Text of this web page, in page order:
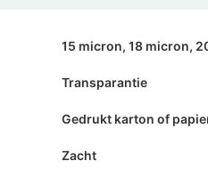
15 micron, 18 micron,
Transparantie
Gedrukt karton of
Zacht